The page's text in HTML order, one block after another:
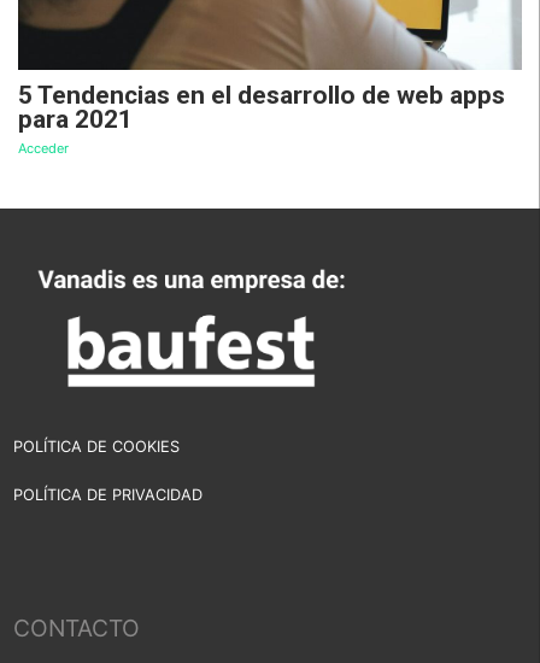
5 Tendencias en el desarrollo de web apps
para 2021
Acceder
POLÍTICA DE COOKIES
POLÍTICA DE PRIVACIDAD
CONTACTO